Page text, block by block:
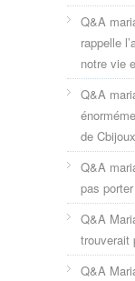
Q&A
rappelle
notre vie
Q&A
de
Q&A
pas
Q&A
trouverait
Q&A